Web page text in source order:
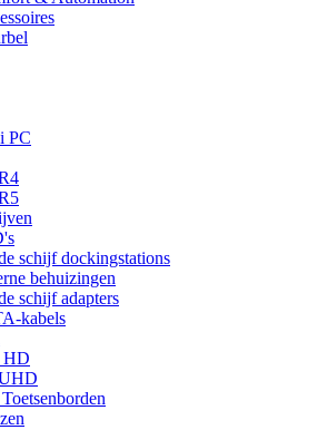
PC
schijf dockingstations
behuizingen
schijf adapters
kabels
HD